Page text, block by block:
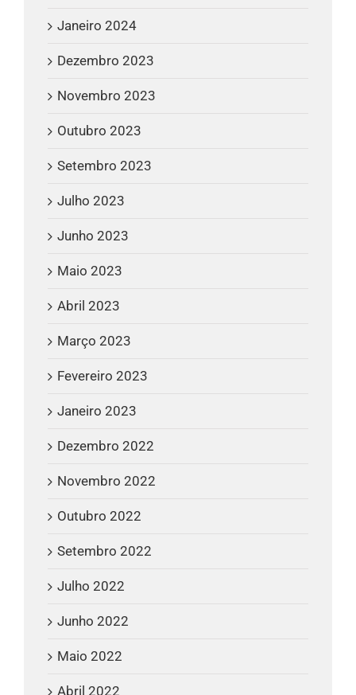
Janeiro 2024
Dezembro 2023
Novembro 2023
Outubro 2023
Setembro 2023
Julho 2023
Junho 2023
Maio 2023
Abril 2023
Março 2023
Fevereiro 2023
Janeiro 2023
Dezembro 2022
Novembro 2022
Outubro 2022
Setembro 2022
Julho 2022
Junho 2022
Maio 2022
Abril 2022